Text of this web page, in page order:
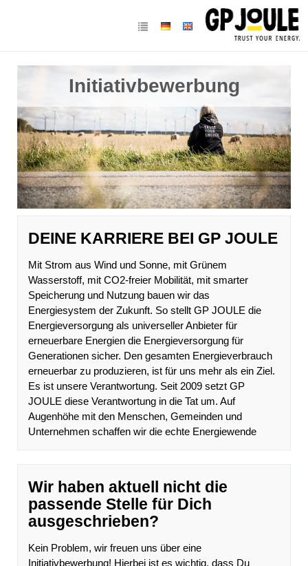
Initiativbewerbung
DEINE KARRIERE BEI GP JOULE
Mit Strom aus Wind und Sonne, mit Grünem
Wasserstoff, mit CO2-freier Mobilität, mit smarter
Speicherung und Nutzung bauen wir das
Energiesystem der Zukunft. So stellt GP JOULE die
Energieversorgung als universeller Anbieter für
erneuerbare Energien die Energieversorgung für
Generationen sicher. Den gesamten Energieverbrauch
erneuerbar zu produzieren, ist für uns mehr als ein Ziel.
Es ist unsere Verantwortung. Seit 2009 setzt GP
JOULE diese Verantwortung in die Tat um. Auf
Augenhöhe mit den Menschen, Gemeinden und
Unternehmen schaffen wir die echte Energiewende
Wir haben aktuell nicht die
passende Stelle für Dich
ausgeschrieben?
Kein Problem, wir freuen uns über eine
Initiativbewerbung! Hierbei ist es wichtig, dass Du